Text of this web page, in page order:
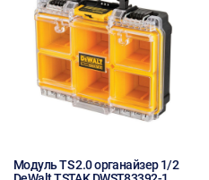
Модуль TS 2.0 органайзер 1/2